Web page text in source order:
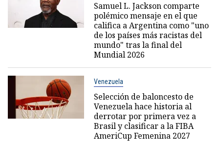
Samuel L. Jackson comparte
polémico mensaje en el que
califica a Argentina como "uno
de los países más racistas del
mundo" tras la final del
Mundial 2026
Venezuela
Selección de baloncesto de
Venezuela hace historia al
derrotar por primera vez a
Brasil y clasificar a la FIBA
AmeriCup Femenina 2027